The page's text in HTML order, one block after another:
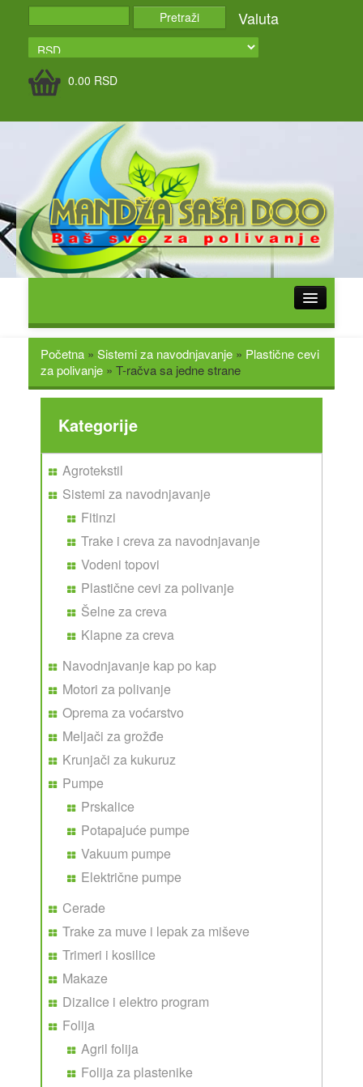
Valuta
0.00 RSD
POČETNA
O NAMA
ONLINE PRODAJA
SAVETI
KONTAKT
Početna » Sistemi za navodnjavanje » Plastične cevi
za polivanje » T-račva sa jedne strane
Kategorije
Agrotekstil
Sistemi za navodnjavanje
Fitinzi
Trake i creva za navodnjavanje
Vodeni topovi
Plastične cevi za polivanje
Šelne za creva
Klapne za creva
Navodnjavanje kap po kap
Motori za polivanje
Oprema za voćarstvo
Meljači za grožđe
Krunjači za kukuruz
Pumpe
Prskalice
Potapajuće pumpe
Vakuum pumpe
Električne pumpe
Cerade
Trake za muve i lepak za miševe
Trimeri i kosilice
Makaze
Dizalice i elektro program
Folija
Agril folija
Folija za plastenike